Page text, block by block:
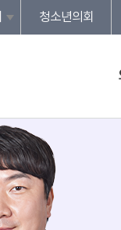
청소년의회